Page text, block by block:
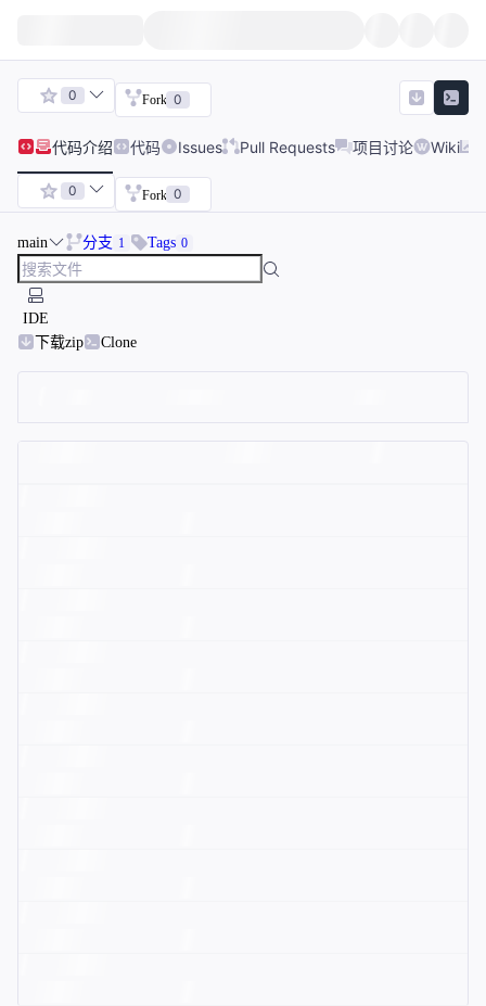
0 Fork 0
代码介绍 代码 Issues Pull Requests 项目讨论 Wiki
0 Fork 0
main 分支 1 Tags 0
IDE
下载zip
Clone